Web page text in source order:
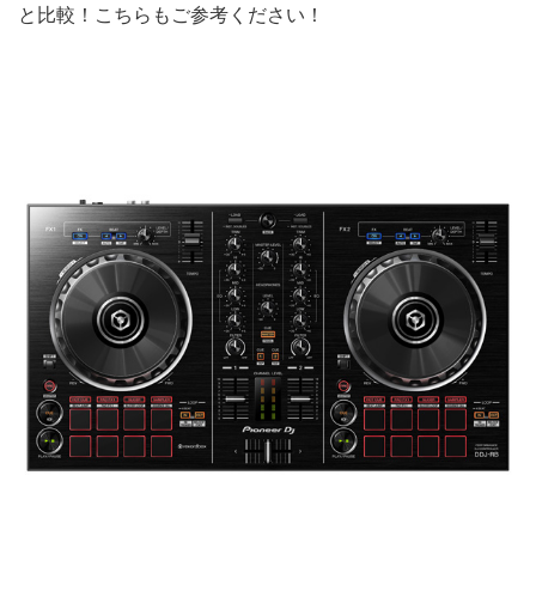
と比較！こちらもご参考ください！